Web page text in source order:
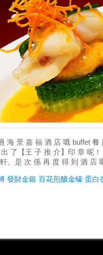
海 景 嘉 福 酒 店 嘅 buffet
了【王 子 推 介】印 章 呢
。是 次 係 再 度 得 到 酒 店
發財金銀 百花煎釀金蠔 蛋白